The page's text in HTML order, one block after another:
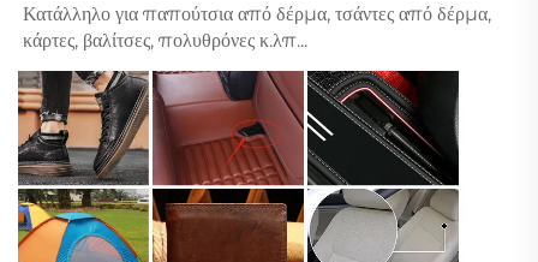
Κατάλληλο για παπούτσια από δέρμα, τσάντες από δέρμα,
κάρτες, βαλίτσες, πολυθρόνες κ.λπ...